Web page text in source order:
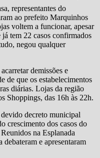
representantes do
ao prefeito Marquinhos
voltem a funcionar, apesar
tem 22 casos confirmados
negou qualquer
demissões e
de que os estabelecimentos
diárias. Lojas da região
Shoppings, das 16h às 22h.
decreto municipal
crescimento dos casos do
na Esplanada
e apresentaram